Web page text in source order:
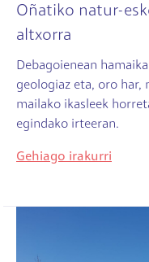
Oñatiko natur-
altxorra
Debagoienean
geologiaz eta, oro har,
mailako ikasleek
egindako irteeran.
Gehiago irakurri